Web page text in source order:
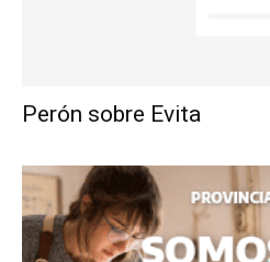
Perón sobre Evita